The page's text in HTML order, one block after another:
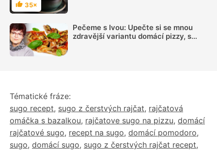
Hodnocení
35×
Pečeme s Ivou: Upečte si se mnou
zdravější variantu domácí pizzy, s
Tématické fráze:
sugo recept, sugo z čerstvých rajčat, rajčatová
omáčka s bazalkou, rajčatove sugo na pizzu, domácí
rajčatové sugo, recept na sugo, domácí pomodoro,
sugo, domácí sugo, sugo z čerstvých rajčat recept,